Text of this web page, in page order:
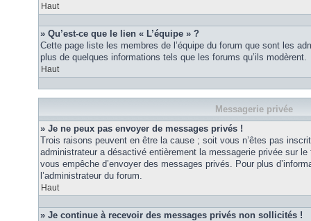
Haut
» Qu’est-ce que le lien « L’équipe » ?
Cette page liste les membres de l’équipe du forum que sont les
plus de quelques informations tels que les forums qu’ils modèrent.
Haut
Messagerie privée
» Je ne peux pas envoyer de messages privés !
Trois raisons peuvent en être la cause ; soit vous n’êtes pas
administrateur a désactivé entièrement la messagerie privée sur
vous empêche d’envoyer des messages privés. Pour plus
l’administrateur du forum.
Haut
» Je continue à recevoir des messages privés non sollicités !